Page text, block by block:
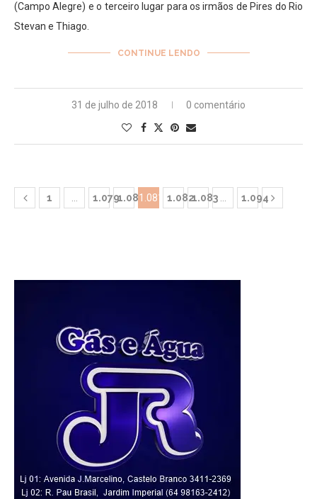
(Campo Alegre) e o terceiro lugar para os irmãos de Pires do Rio
Stevan e Thiago.
CONTINUE LENDO
31 de julho de 2018 0 comentário
1 … 1.0791.0801.081 1.0821.083 … 1.094